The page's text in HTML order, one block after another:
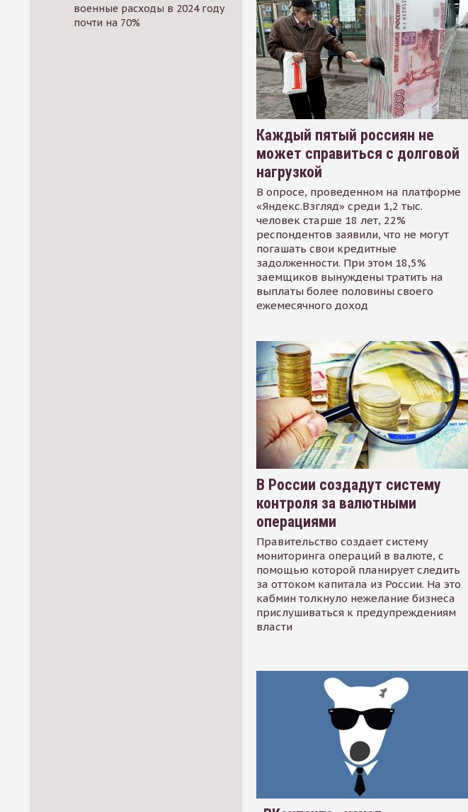
военные расходы в 2024 году
почти на 70%
Каждый пятый россиян не
может справиться с долговой
нагрузкой
В опросе, проведенном на платформе
«Яндекс.Взгляд» среди 1,2 тыс.
человек старше 18 лет, 22%
респондентов заявили, что не могут
погашать свои кредитные
задолженности. При этом 18,5%
заемщиков вынуждены тратить на
выплаты более половины своего
ежемесячного доход
В России создадут систему
контроля за валютными
операциями
Правительство создает систему
мониторинга операций в валюте, с
помощью которой планирует следить
за оттоком капитала из России. На это
кабмин толкнуло нежелание бизнеса
прислушиваться к предупреждениям
власти